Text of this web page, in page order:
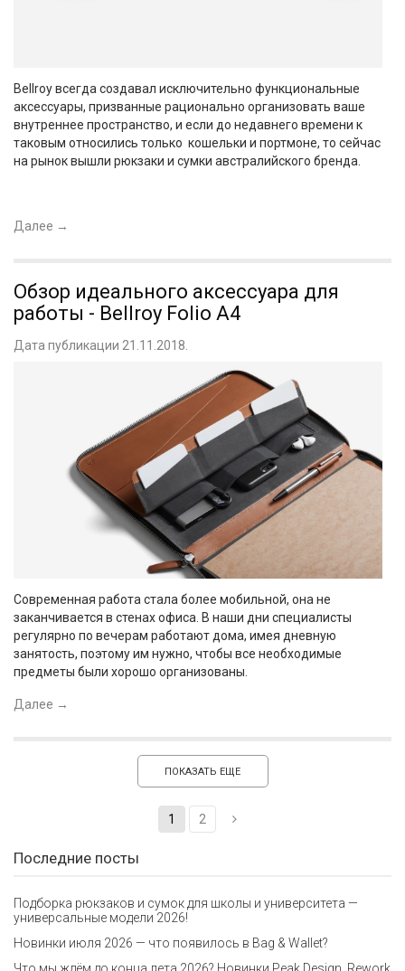
Bellroy всегда создавал исключительно функциональные
аксессуары, призванные рационально организовать ваше
внутреннее пространство, и если до недавнего времени к
таковым относились только кошельки и портмоне, то сейчас
на рынок вышли рюкзаки и сумки австралийского бренда.
Далее →
Обзор идеального аксессуара для
работы - Bellroy Folio A4
Дата публикации 21.11.2018.
Современная работа стала более мобильной, она не
заканчивается в стенах офиса. В наши дни специалисты
регулярно по вечерам работают дома, имея дневную
занятость, поэтому им нужно, чтобы все необходимые
предметы были хорошо организованы.
Далее →
ПОКАЗАТЬ ЕЩЕ
1 2
Последние посты
Подборка рюкзаков и сумок для школы и университета —
универсальные модели 2026!
Новинки июля 2026 — что появилось в Bag & Wallet?